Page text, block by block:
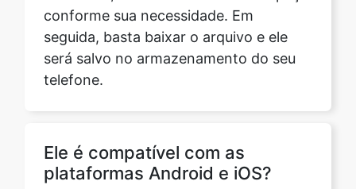
telefone.
Ele é compatível com as
todas as outras ferramentas oferecem
suporte às plataformas Android e iOS.